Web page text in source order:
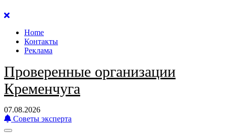
Перейти
содержанию
Home
Контакты
Реклама
Проверенные организации
Кременчуга
07.08.2026
Советы эксперта